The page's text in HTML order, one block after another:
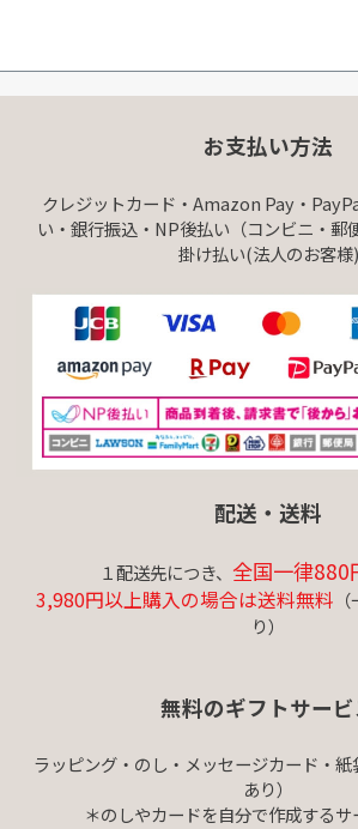
お支払い方法
クレジットカード・Amazon Pay・
い・銀行振込・NP後払い（コンビニ・郵
掛け払い(法人のお客様)
配送・送料
１配送先につき、 全国一律880
3,980円以上購入の場合は送料無料
り）
無料のギフトサービ
ラッピング・のし・メッセージカード・
あり）
＊のしやカードを自分で作成するサ